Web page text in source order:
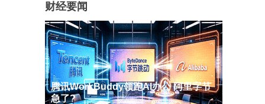
财经要闻
腾讯WorkBuddy领跑AI办公 阿里字节
急了?